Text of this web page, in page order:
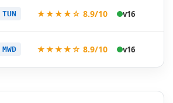
TUN ★★★★☆ 8.9/10 v16
MWD ★★★★☆ 8.9/10 v16